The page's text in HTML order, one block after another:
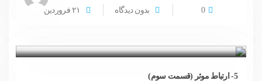
0 بدون دیدگاه ۲۱فروردین
5- ارتباط موثر (قسمت سوم)